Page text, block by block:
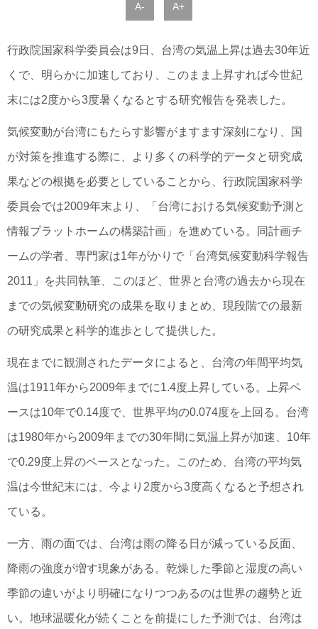
A- A+
行政院国家科学委員会は9日、台湾の気温上昇は過去30年近
くで、明らかに加速しており、このまま上昇すれば今世紀
末には2度から3度暑くなるとする研究報告を発表した。
気候変動が台湾にもたらす影響がますます深刻になり、国
が対策を推進する際に、より多くの科学的データと研究成
果などの根拠を必要としていることから、行政院国家科学
委員会では2009年末より、「台湾における気候変動予測と
情報プラットホームの構築計画」を進めている。同計画チ
ームの学者、専門家は1年がかりで「台湾気候変動科学報告
2011」を共同執筆、このほど、世界と台湾の過去から現在
までの気候変動研究の成果を取りまとめ、現段階での最新
の研究成果と科学的進歩として提供した。
現在までに観測されたデータによると、台湾の年間平均気
温は1911年から2009年までに1.4度上昇している。上昇ペ
ースは10年で0.14度で、世界平均の0.074度を上回る。台湾
は1980年から2009年までの30年間に気温上昇が加速、10年
で0.29度上昇のペースとなった。このため、台湾の平均気
温は今世紀末には、今より2度から3度高くなると予想され
ている。
一方、雨の面では、台湾は雨の降る日が減っている反面、
降雨の強度が増す現象がある。乾燥した季節と湿度の高い
季節の違いがより明確になりつつあるのは世界の趨勢と近
い。地球温暖化が続くことを前提にした予測では、台湾は